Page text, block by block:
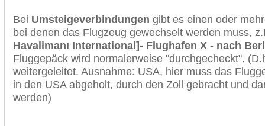
Bei Umsteigeverbindungen gibt es einen oder
bei denen das Flugzeug gewechselt werden muss,
Havalimanı International]- Flughafen X - nach
Fluggepäck wird normalerweise "durchgecheckt".
weitergeleitet. Ausnahme: USA, hier muss das
in den USA abgeholt, durch den Zoll gebracht und
werden)